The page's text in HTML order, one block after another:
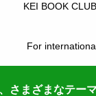
KEI BOOK CLUB
For
さまざまなテー